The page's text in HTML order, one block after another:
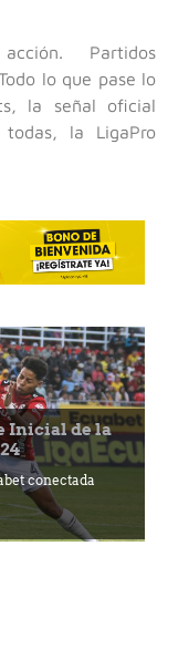
Partidos
lo que pase lo
la señal oficial
la LigaPro
Inicial de la
conectada